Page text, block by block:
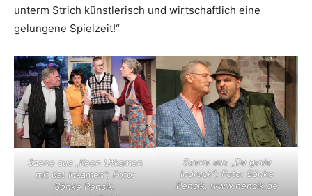
unterm Strich künstlerisch und wirtschaftlich eine
gelungene Spielzeit!“
Szene aus „Keen Utkamen
mit dat Inkamen“; Foto:
Sönke Pencik,
Szene aus „De gode
Indruck“; Foto: Sönke
Pencik, www.nencik.de